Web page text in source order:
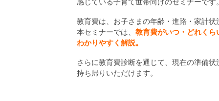
教育費は、お子さまの年齢・進路・家計
本セミナーでは、 教育費がいつ・どれく
わかりやすく解説。
さらに教育費診断を通じて、現在の準備
持ち帰りいただけます。